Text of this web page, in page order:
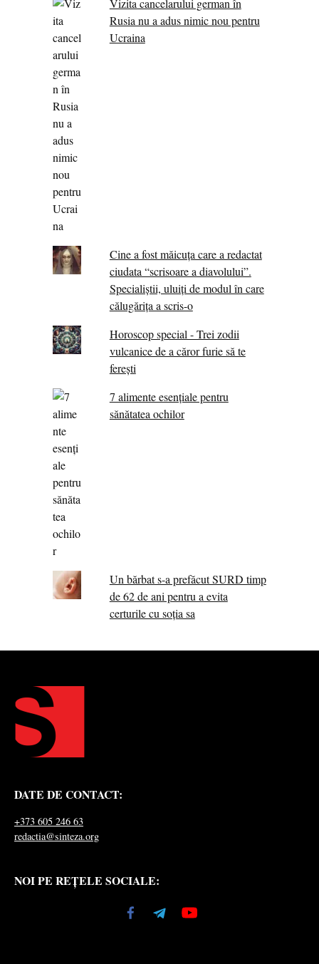
Vizita cancelarului german în
Rusia nu a adus nimic nou pentru
Ucraina
Cine a fost măicuţa care a redactat
ciudata “scrisoare a diavolului”.
Specialiştii, uluiţi de modul în care
călugărița a scris-o
Horoscop special - Trei zodii
vulcanice de a căror furie să te
ferești
7 alimente esenţiale pentru
sănătatea ochilor
Un bărbat s-a prefăcut SURD timp
de 62 de ani pentru a evita
certurile cu soția sa
DATE DE CONTACT:
+373 605 246 63
redactia@sinteza.org
NOI PE REȚELE SOCIALE: